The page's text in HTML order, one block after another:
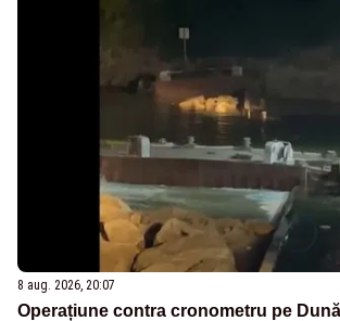
8 aug. 2026, 20:07
Operațiune contra cronometru pe